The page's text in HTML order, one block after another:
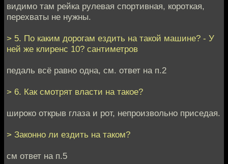
видимо там рейка рулевая спортивная, короткая,
перехваты не нужны.
> 5. По каким дорогам ездить на такой машине? - У
ней же клиренс 10? сантиметров
педаль всё равно одна, см. ответ на п.2
> 6. Как смотрят власти на такое?
широко открыв глаза и рот, непроизвольно приседая.
> Законно ли ездить на таком?
см ответ на п.5